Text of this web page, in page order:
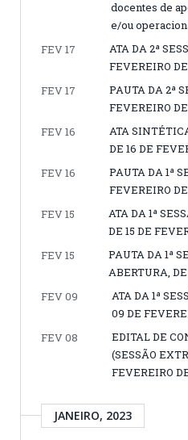
docentes de
e/ou
FEV 17
ATA DA 2ª
FEVEREIRO
FEV 17
PAUTA DA 2ª
FEVEREIRO
FEV 16
ATA
DE 16 DE
FEV 16
PAUTA DA 1ª
FEVEREIRO
FEV 15
ATA DA 1ª
DE 15 DE
FEV 15
PAUTA DA 1ª
ABERTURA,
FEV 09
ATA DA 1ª
09 DE
FEV 08
EDITAL DE
(SESSÃO
FEVEREIRO
JANEIRO, 2023